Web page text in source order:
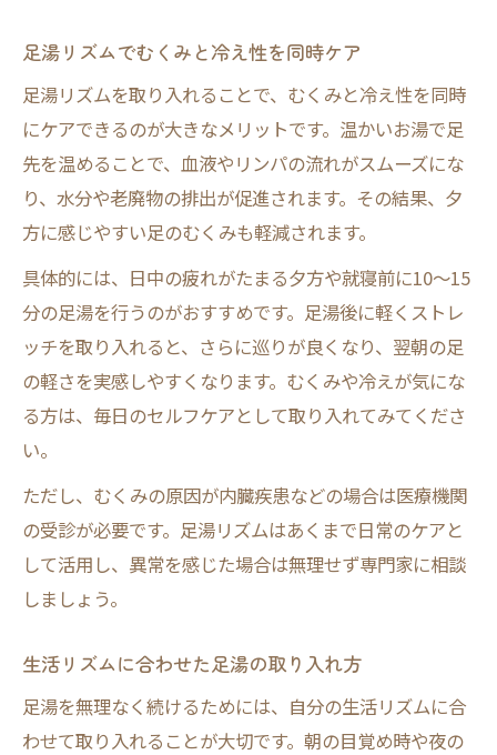
足湯リズムでむくみと冷え性を同時ケア
足湯リズムを取り入れることで、むくみと冷え性を同時
にケアできるのが大きなメリットです。温かいお湯で足
先を温めることで、血液やリンパの流れがスムーズにな
り、水分や老廃物の排出が促進されます。その結果、夕
方に感じやすい足のむくみも軽減されます。
具体的には、日中の疲れがたまる夕方や就寝前に10〜15
分の足湯を行うのがおすすめです。足湯後に軽くストレ
ッチを取り入れると、さらに巡りが良くなり、翌朝の足
の軽さを実感しやすくなります。むくみや冷えが気にな
る方は、毎日のセルフケアとして取り入れてみてくださ
い。
ただし、むくみの原因が内臓疾患などの場合は医療機関
の受診が必要です。足湯リズムはあくまで日常のケアと
して活用し、異常を感じた場合は無理せず専門家に相談
しましょう。
生活リズムに合わせた足湯の取り入れ方
足湯を無理なく続けるためには、自分の生活リズムに合
わせて取り入れることが大切です。朝の目覚め時や夜の